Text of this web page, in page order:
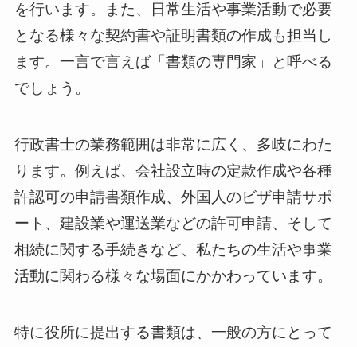
を行います。また、日常生活や事業活動で必要
となる様々な契約書や証明書類の作成も担当し
ます。一言で言えば「書類の専門家」と呼べる
でしょう。
行政書士の業務範囲は非常に広く、多岐にわた
ります。例えば、会社設立時の定款作成や各種
許認可の申請書類作成、外国人のビザ申請サポ
ート、建設業や運送業などの許可申請、そして
相続に関する手続きなど、私たちの生活や事業
活動に関わる様々な場面にかかわっています。
特に役所に提出する書類は、一般の方にとって